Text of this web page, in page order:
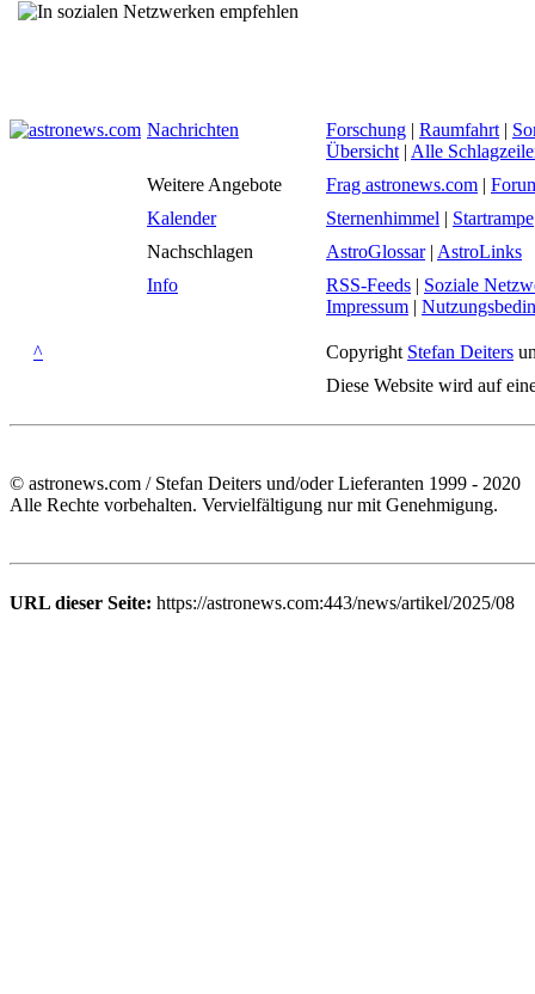
Nachrichten Forschung | Raumfahrt |
Übersicht | Alle
Weitere Angebote
Frag astronews.com |
Kalender
Sternenhimmel | Startrampe
Nachschlagen
AstroGlossar| AstroLinks
Info
RSS-Feeds | Soziale
Impressum |
^ Copyright Stefan Deiters
Diese Website wird auf
© astronews.com / Stefan Deiters und/oder Lieferanten 1999 - 2020
Alle Rechte vorbehalten. Vervielfältigung nur mit Genehmigung.
URL dieser Seite: https://astronews.com:443/news/artikel/2025/08